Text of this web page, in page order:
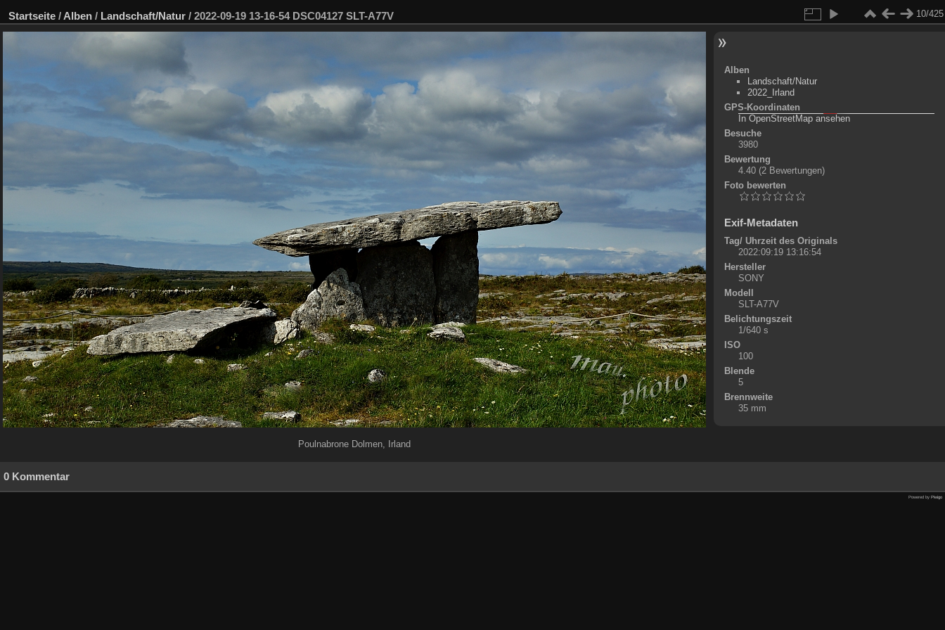
Startseite / Alben / Landschaft/Natur / 2022-09-19 13-16-54 DSC04127 SLT-A77V 10/425
Poulnabrone Dolmen, Irland
Alben
Landschaft/Natur
2022_Irland
GPS-Koordinaten
+
-
©
In OpenStreetMap ansehen
Besuche
3980
Bewertung
4.40 (2 Bewertungen)
Foto bewerten
Exif-Metadaten
Tag/ Uhrzeit des Originals
2022:09:19 13:16:54
Hersteller
SONY
Modell
SLT-A77V
Belichtungszeit
1/640 s
ISO
100
Blende
5
Brennweite
35 mm
0 Kommentar
Powered by Piwigo